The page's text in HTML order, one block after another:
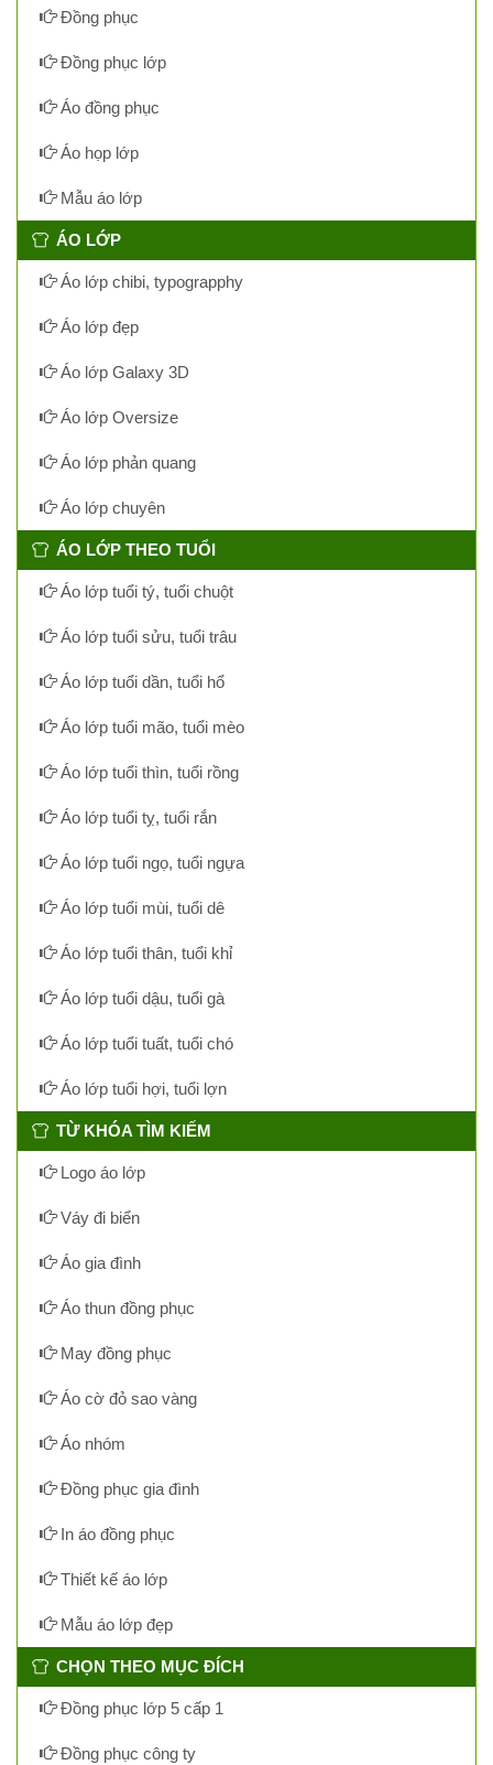
Đồng phục
Đồng phục lớp
Áo đồng phục
Áo họp lớp
Mẫu áo lớp
ÁO LỚP
Áo lớp chibi, typograpphy
Áo lớp đẹp
Áo lớp Galaxy 3D
Áo lớp Oversize
Áo lớp phản quang
Áo lớp chuyên
ÁO LỚP THEO TUỔI
Áo lớp tuổi tý, tuổi chuột
Áo lớp tuổi sửu, tuổi trâu
Áo lớp tuổi dần, tuổi hổ
Áo lớp tuổi mão, tuổi mèo
Áo lớp tuổi thìn, tuổi rồng
Áo lớp tuổi tỵ, tuổi rắn
Áo lớp tuổi ngọ, tuổi ngựa
Áo lớp tuổi mùi, tuổi dê
Áo lớp tuổi thân, tuổi khỉ
Áo lớp tuổi dậu, tuổi gà
Áo lớp tuổi tuất, tuổi chó
Áo lớp tuổi hợi, tuổi lợn
TỪ KHÓA TÌM KIẾM
Logo áo lớp
Váy đi biển
Áo gia đình
Áo thun đồng phục
May đồng phục
Áo cờ đỏ sao vàng
Áo nhóm
Đồng phục gia đình
In áo đồng phục
Thiết kế áo lớp
Mẫu áo lớp đẹp
CHỌN THEO MỤC ĐÍCH
Đồng phục lớp 5 cấp 1
Đồng phục công ty